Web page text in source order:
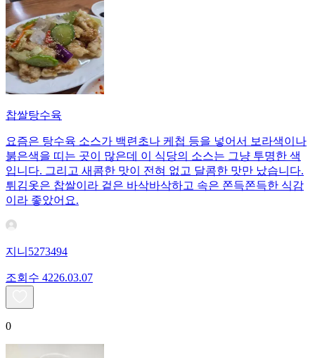
찹쌀탕수육
요즘은 탕수육 소스가 백련초나 케첩 등을 넣어서 보라색이나
붉은색을 띠는 곳이 많은데 이 식당의 소스는 그냥 투명한 색
입니다. 그리고 새콤한 맛이 전혀 없고 달콤한 맛만 났습니다.
튀김옷은 찹쌀이라 겉은 바삭바삭하고 속은 쫀득쫀득한 식감
이라 좋았어요.
지니5273494
조회수 4226.03.07
0